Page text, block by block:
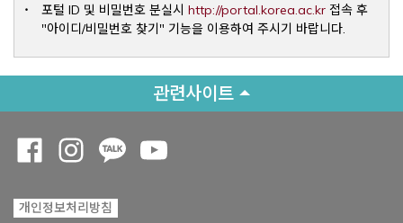
포털 ID 및 비밀번호 분실시 http://portal.korea.ac.krOpens a
접속 후
"아이디/비밀번호 찾기" 기능을 이용하여 주시기 바랍니다.
관련사이트
개인정보처리방침
Opens a new window
Opens a new window
Opens a new window